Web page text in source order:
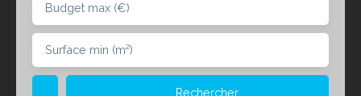
Budget max (€)
Surface min (m²)
Rechercher